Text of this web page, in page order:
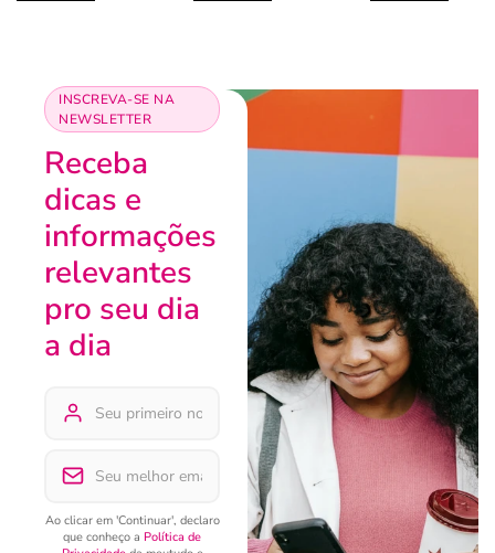
INSCREVA-SE NA
NEWSLETTER
Receba
dicas e
informações
relevantes
pro seu dia
a dia
Ao clicar em 'Continuar', declaro
que conheço a Política de